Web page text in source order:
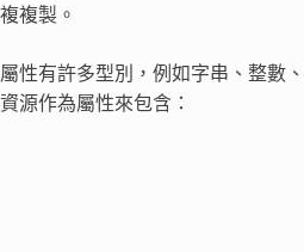
複製。
性有許多型別，例如字串、整數
源作為屬性來包含：